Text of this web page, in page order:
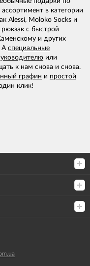
в категории
Alessi, Moloko Socks и
с быстрой
и других
А специальные
или
к нам снова и снова.
графин и простой
клик!